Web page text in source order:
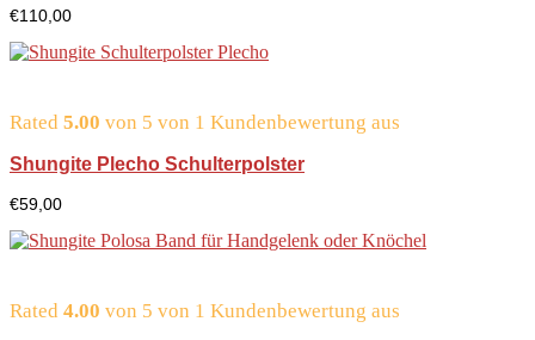
€110,00
Rated 5.00 von 5 von 1 Kundenbewertung aus
Shungite Plecho Schulterpolster
€59,00
Rated 4.00 von 5 von 1 Kundenbewertung aus